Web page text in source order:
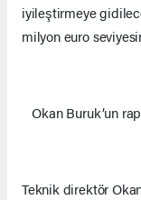
iyileştirmeye
milyon euro
Okan Buruk’un
Teknik direktör